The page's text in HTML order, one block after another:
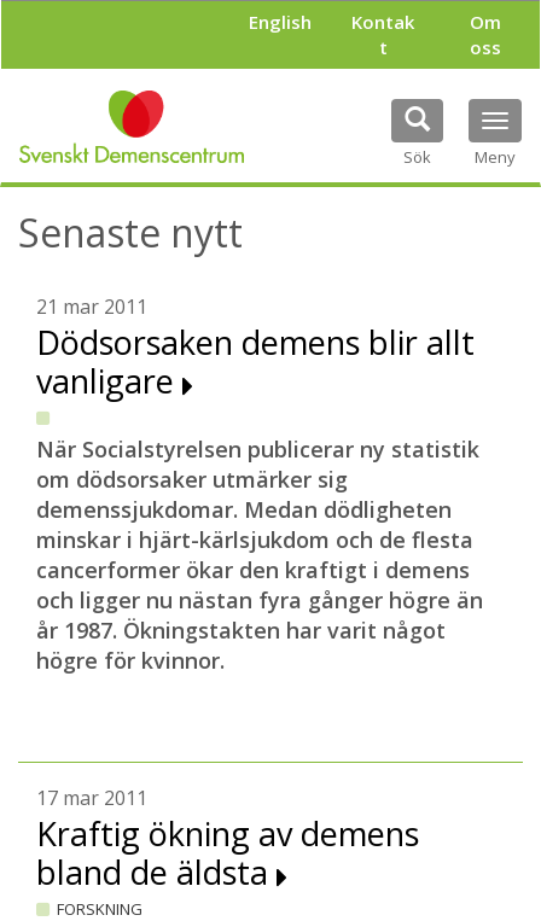
l
English
Kontak
t
Om
oss
Sök Meny
Senaste nytt
21 mar 2011
Dödsorsaken demens blir allt
vanligare
När Socialstyrelsen publicerar ny statistik
om dödsorsaker utmärker sig
demenssjukdomar. Medan dödligheten
minskar i hjärt-kärlsjukdom och de flesta
cancerformer ökar den kraftigt i demens
och ligger nu nästan fyra gånger högre än
år 1987. Ökningstakten har varit något
högre för kvinnor.
17 mar 2011
Kraftig ökning av demens
bland de äldsta
FORSKNING